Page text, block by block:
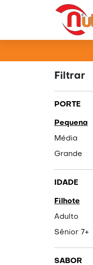
Filtrar
PORTE
Pequena
Média
Grande
IDADE
Filhote
Adulto
Sênior 7+
SABOR